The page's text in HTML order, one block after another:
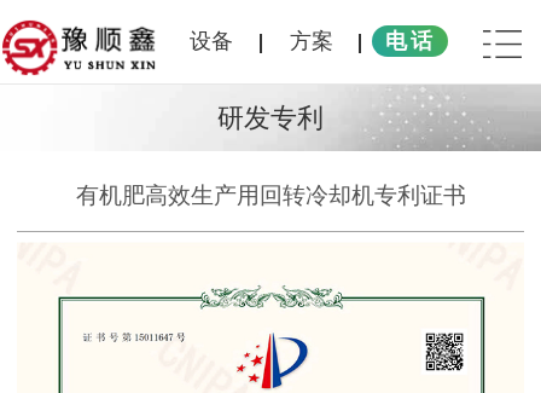
设备 方案 电话
研发专利
有机肥高效生产用回转冷却机专利证书